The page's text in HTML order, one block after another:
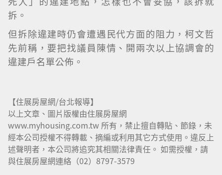
拆。
但拆除違建時仍會遭遇民代方面的阻力，柯文哲
先前稱，要把找議員陳情、開兩次以上協調會的
違建戶名單公佈。
【住展房屋網/台北報導】
以上文章、圖片版權由住展房屋網
www.myhousing.com.tw 所有，禁止擅自轉貼、節錄，未
經本公司授權不得轉載、摘編或利用其它方式使用。違反上
述聲明者，本公司將追究其相關法律責任。 如需授權，請
與住展房屋網連絡（02）8797-3579